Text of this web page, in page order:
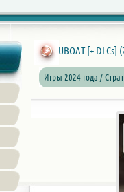
UBOAT [+ DLCs]
Игры 2024 года /